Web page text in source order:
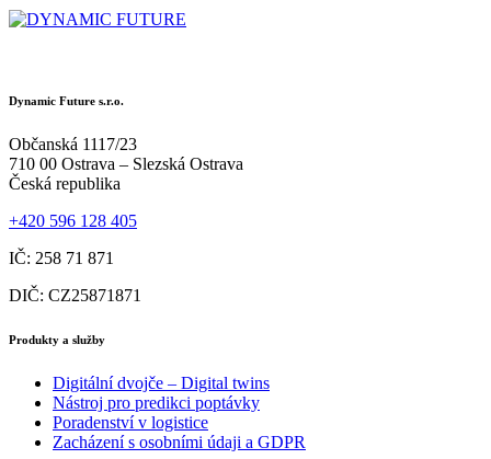
Dynamic Future s.r.o.
Občanská 1117/23
710 00 Ostrava – Slezská Ostrava
Česká republika
+420 596 128 405
IČ: 258 71 871
DIČ: CZ25871871
Produkty a služby
Digitální dvojče – Digital twins
Nástroj pro predikci poptávky
Poradenství v logistice
Zacházení s osobními údaji a GDPR